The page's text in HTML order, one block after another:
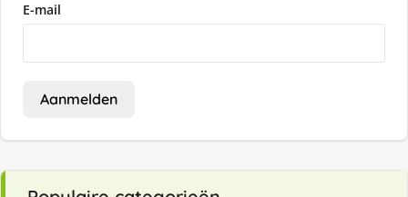
E-mail
Aanmelden